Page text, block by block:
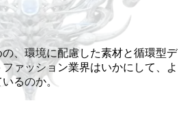
、環境に配慮した素材と循環型デ
ァッション業界はいかにして、よ
るのか。